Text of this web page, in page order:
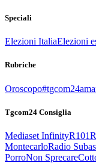
Speciali
Elezioni ItaliaElezioni
Rubriche
Oroscopo
Tgcom24 Consiglia
Mediaset InfinityR101
MontecarloRadio
PorroNon Sprecare